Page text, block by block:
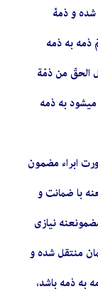
و ذمۀ
به ذمه
الحقّ من ذمّة
به ذمه
ابراء مضمون
با ضمانت و
نیازی
منتقل شده و
به ذمه باشد،